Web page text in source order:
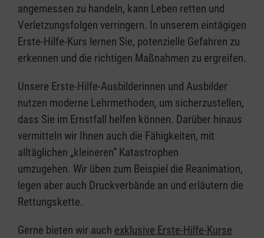
angemessen zu handeln, kann Leben retten und
Verletzungsfolgen verringern. In unserem eintägigen
Erste-Hilfe-Kurs lernen Sie, potenzielle Gefahren zu
erkennen und die richtigen Maßnahmen zu ergreifen.
Unsere Erste-Hilfe-Ausbilderinnen und Ausbilder
nutzen moderne Lehrmethoden, um sicherzustellen,
dass Sie im Ernstfall helfen können. Darüber hinaus
vermitteln wir Ihnen auch die Fähigkeiten, mit
alltäglichen „kleineren” Katastrophen
umzugehen. Wir üben zum Beispiel die Reanimation,
legen aber auch Druckverbände an und erläutern die
Rettungskette.
Gerne bieten wir auch exklusive Erste-Hilfe-Kurse